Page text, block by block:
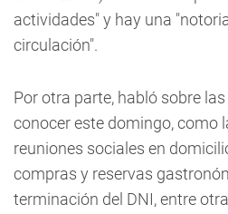
actividades" y hay una
circulación".
Por otra parte, habló sobre
conocer este domingo, como
reuniones sociales en
compras y reservas
terminación del DNI, entre